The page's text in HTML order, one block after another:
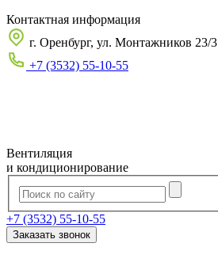
Контактная информация
г. Оренбург, ул. Монтажников 23/3
+7 (3532) 55-10-55
Вентиляция
и кондиционирование
+7 (3532) 55-10-55
Заказать звонок